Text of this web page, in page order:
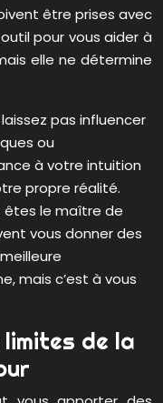
être prises avec
pour vous aider à
elle ne détermine
pas influencer
ou
à votre intuition
propre réalité.
êtes le maître de
vous donner des
mais c’est à vous
de la